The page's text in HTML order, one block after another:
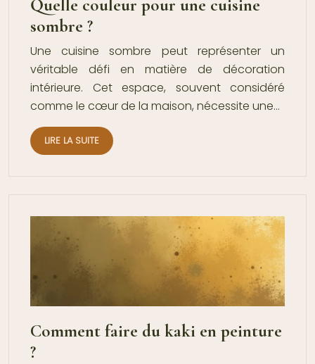
Quelle couleur pour une cuisine
sombre ?
Une cuisine sombre peut représenter un
véritable défi en matière de décoration
intérieure. Cet espace, souvent considéré
comme le cœur de la maison, nécessite une…
LIRE LA SUITE
Comment faire du kaki en peinture
?